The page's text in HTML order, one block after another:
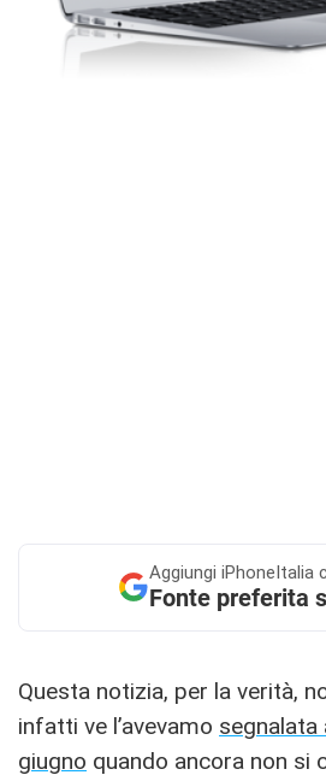
Aggiungi iPhoneItalia
Fonte preferita
Questa notizia, per la verità,
infatti ve l’avevamo segnalata
giugno quando ancora non si